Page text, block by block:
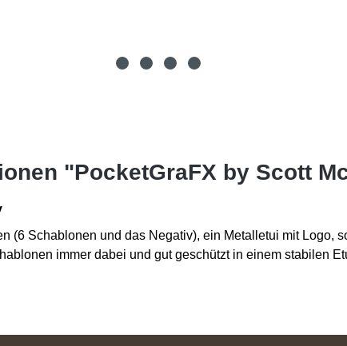
"PocketGraFX by Scott
(6 Schablonen und das Negativ), ein Metalletui mit Logo,
immer dabei und gut geschützt in einem stabilen